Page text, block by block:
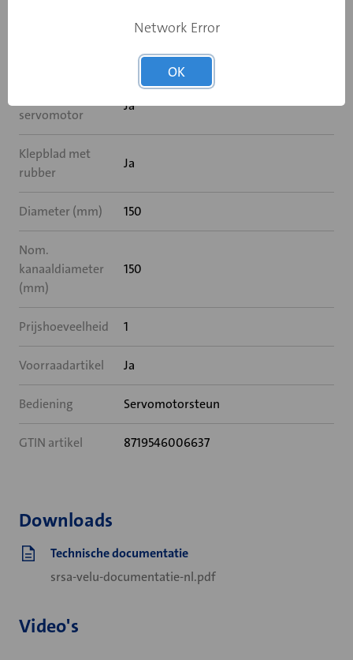
servomotor
Ja
Klepblad met
rubber
Ja
Diameter (mm) 150
Nom.
kanaaldiameter
(mm)
150
Prijshoeveelheid 1
Voorraadartikel Ja
Bediening Servomotorsteun
GTIN artikel 8719546006637
Downloads
Technische documentatie
srsa-velu-documentatie-nl.pdf
Video's
Network Error
OK